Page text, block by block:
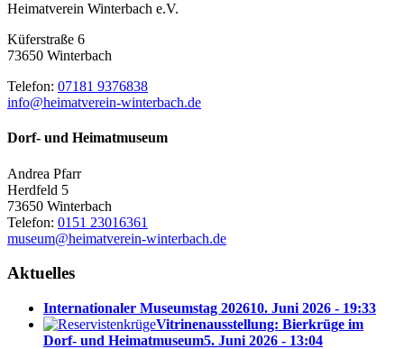
Heimatverein Winterbach e.V.
Küferstraße 6
73650 Winterbach
Telefon: 07181 9376838
info@heimatverein-winterbach.de
Dorf- und Heimatmuseum
Andrea Pfarr
Herdfeld 5
73650 Winterbach
Telefon: 0151 23016361
museum@heimatverein-winterbach.de
Aktuelles
Internationaler Museumstag 202610. Juni 2026 - 19:33
Vitrinenausstellung: Bierkrüge im
Dorf- und Heimatmuseum5. Juni 2026 - 13:04